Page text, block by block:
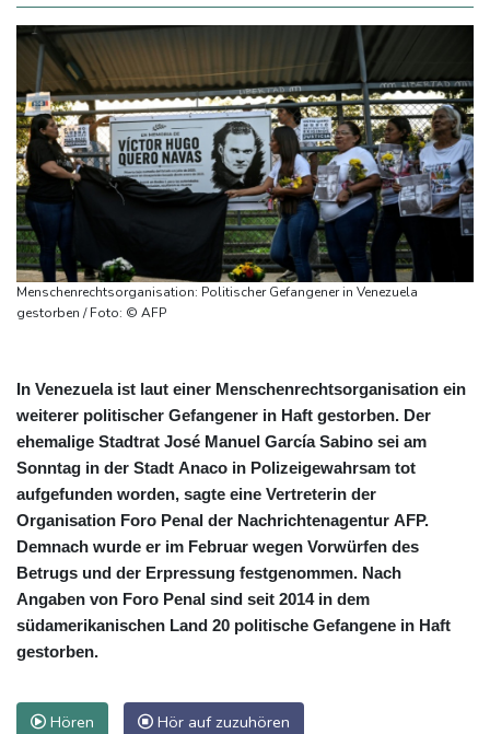
Menschenrechtsorganisation: Politischer Gefangener in Venezuela
gestorben / Foto: © AFP
In Venezuela ist laut einer Menschenrechtsorganisation ein
weiterer politischer Gefangener in Haft gestorben. Der
ehemalige Stadtrat José Manuel García Sabino sei am
Sonntag in der Stadt Anaco in Polizeigewahrsam tot
aufgefunden worden, sagte eine Vertreterin der
Organisation Foro Penal der Nachrichtenagentur AFP.
Demnach wurde er im Februar wegen Vorwürfen des
Betrugs und der Erpressung festgenommen. Nach
Angaben von Foro Penal sind seit 2014 in dem
südamerikanischen Land 20 politische Gefangene in Haft
gestorben.
Hören Hör auf zuzuhören